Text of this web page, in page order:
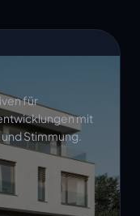
für
mit
Stimmung.